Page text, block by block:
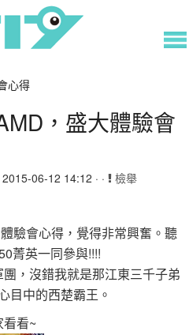
心得
，盛大體驗會
2015-06-12 14:12 · · 檢舉
驗會心得，覺得非常興奮。聽
菁英一同參與!!!!
，沒錯我就是那江東三千子弟
目中的西楚霸王。
看~